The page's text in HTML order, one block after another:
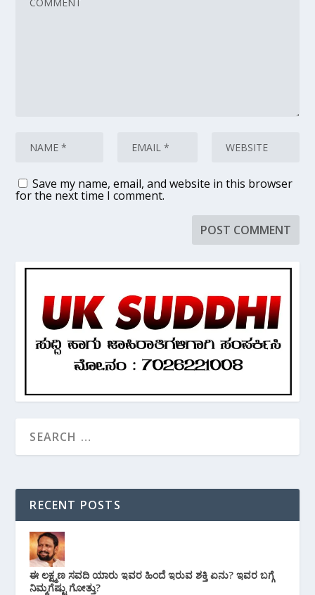
Save my name, email, and website in this browser
for the next time I comment.
RECENT POSTS
ಈ ಲಕ್ಷ್ಮಣ ಸವದಿ ಯಾರು ಇವರ ಹಿಂದೆ ಇರುವ ಶಕ್ತಿ ಏನು? ಇವರ ಬಗ್ಗೆ
ನಿಮ್ಮಗೆಷ್ಟು ಗೋತ್ತು?